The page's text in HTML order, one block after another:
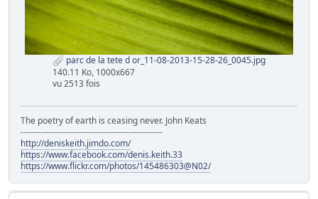
parc de la tete d or_11-08-2013-15-28-26_0045.jpg
140.11 Ko, 1000x667
vu 2513 fois
The poetry of earth is ceasing never. John Keats
--------------------------------------------------
http://deniskeith.jimdo.com/
https://www.facebook.com/denis.keith.33
https://www.flickr.com/photos/145486303@N02/